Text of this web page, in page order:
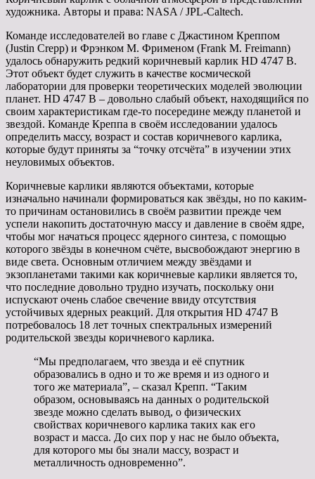
художника. Авторы и права: NASA / JPL-Caltech.
Команде исследователей во главе с Джастином Креппом
(Justin Crepp) и Фрэнком М. Фрименом (Frank M. Freimann)
удалось обнаружить редкий коричневый карлик HD 4747 B.
Этот объект будет служить в качестве космической
лаборатории для проверки теоретических моделей эволюции
планет. HD 4747 B – довольно слабый объект, находящийся по
своим характеристикам где-то посередине между планетой и
звездой. Команде Креппа в своём исследовании удалось
определить массу, возраст и состав коричневого карлика,
которые будут приняты за “точку отсчёта” в изучении этих
неуловимых объектов.
Коричневые карлики являются объектами, которые
изначально начинали формироваться как звёзды, но по каким-
то причинам остановились в своём развитии прежде чем
успели накопить достаточную массу и давление в своём ядре,
чтобы мог начаться процесс ядерного синтеза, с помощью
которого звёзды в конечном счёте, высвобождают энергию в
виде света. Основным отличием между звёздами и
экзопланетами такими как коричневые карлики является то,
что последние довольно трудно изучать, поскольку они
испускают очень слабое свечение ввиду отсутствия
устойчивых ядерных реакций. Для открытия HD 4747 B
потребовалось 18 лет точных спектральных измерений
родительской звезды коричневого карлика.
“Мы предполагаем, что звезда и её спутник
образовались в одно и то же время и из одного и
того же материала”, – сказал Крепп. “Таким
образом, основываясь на данных о родительской
звезде можно сделать вывод, о физических
свойствах коричневого карлика таких как его
возраст и масса. До сих пор у нас не было объекта,
для которого мы бы знали массу, возраст и
металличность одновременно”.